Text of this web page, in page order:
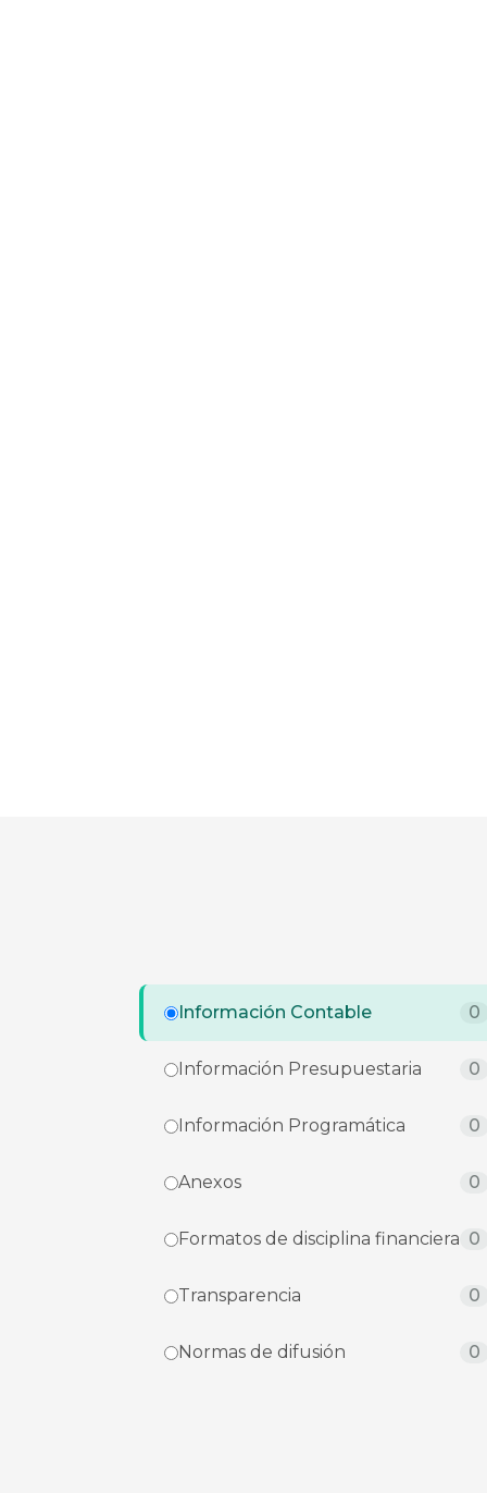
Información Contable 0
Información Presupuestaria 0
Información Programática 0
Anexos 0
Formatos de disciplina financiera 0
Transparencia 0
Normas de difusión 0